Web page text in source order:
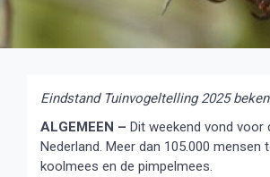
Eindstand Tuinvogeltelling 2025
ALGEMEEN – Dit weekend vond voor
Nederland. Meer dan 105.000
koolmees en de pimpelmees.